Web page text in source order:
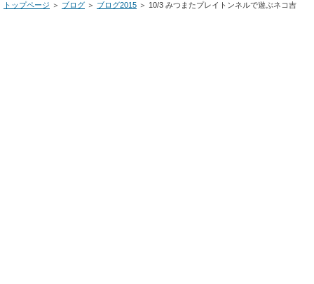
トップページ ＞ ブログ ＞ ブログ2015 ＞ 10/3 みつまたプレイトンネルで遊ぶネコ吉